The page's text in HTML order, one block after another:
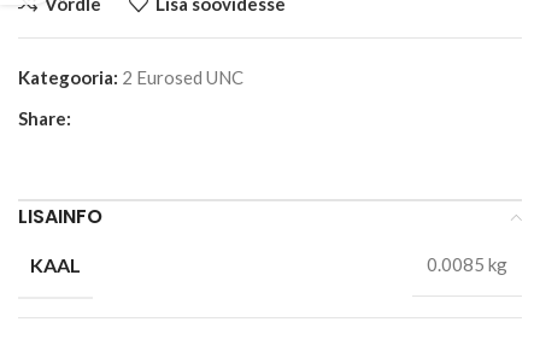
Kategooria: 2 Eurosed UNC
Share:
LISAINFO
KAAL 0.0085 kg